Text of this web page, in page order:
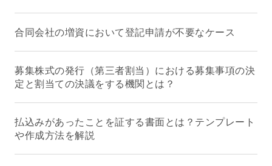
合同会社の増資において登記申請が不要なケース
募集株式の発行（第三者割当）における募集事項の決
定と割当ての決議をする機関とは？
払込みがあったことを証する書面とは？テンプレート
や作成方法を解説